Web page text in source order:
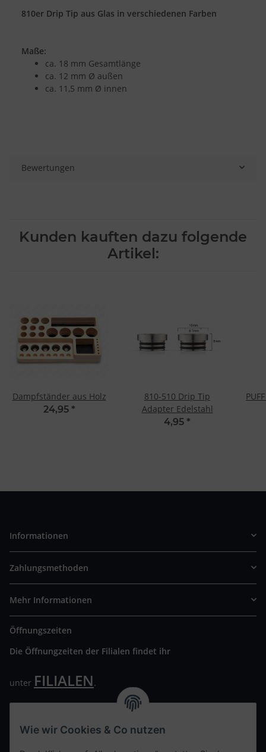
810er Drip Tip aus Glas in verschiedenen Farben
Maße:
ca. 18 mm Gesamtlänge
ca. 12 mm Ø außen
ca. 11,5 mm Ø innen
Bewertungen
Kunden kauften dazu folgende
Artikel:
Dampfständer aus Holz
24,95 *
810-510 Drip Tip
Adapter Edelstahl
4,95 *
Informationen
Zahlungsmethoden
Mehr Informationen
Öffnungszeiten
Die Öffnungzeiten der Filialen findet ihr
unter FILIALEN.
Wir freuen uns auf Euren Besuch. Bitte beachtet die
Wie wir Cookies & Co nutzen